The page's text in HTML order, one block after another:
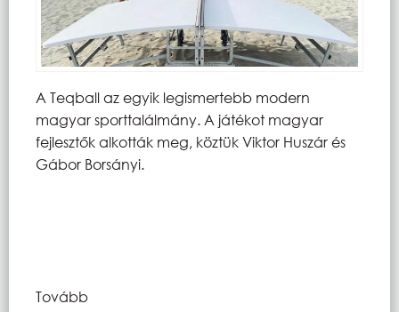
A Teqball az egyik legismertebb modern
magyar sporttalálmány. A játékot magyar
fejlesztők alkották meg, köztük Viktor Huszár és
Gábor Borsányi.
Tovább